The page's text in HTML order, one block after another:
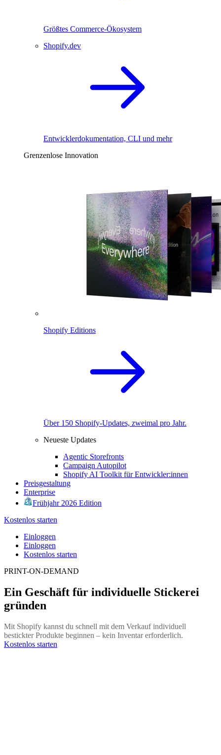
Größtes Commerce-Ökosystem
Shopify.dev
Entwicklerdokumentation, CLI und mehr
Grenzenlose Innovation
Shopify Editions
Über 150 Shopify-Updates, zweimal pro Jahr.
Neueste Updates
Agentic Storefronts
Campaign Autopilot
Shopify AI Toolkit für Entwickler:innen
Preisgestaltung
Enterprise
Frühjahr 2026 Edition
Kostenlos starten
Einloggen
Einloggen
Kostenlos starten
PRINT-ON-DEMAND
Ein Geschäft für individuelle Stickerei
gründen
Mit Shopify kannst du schnell mit dem Verkauf individuell
bestickter Produkte beginnen – kein Inventar erforderlich.
Kostenlos starten